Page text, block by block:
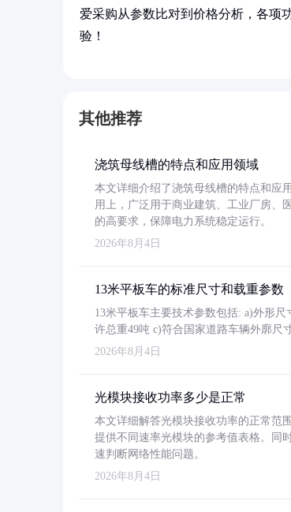
爱采购从参数比对到价格分析，各项
验！
其他推荐
浇筑母线槽的特点和应用领域
本文详细介绍了浇筑母线槽的特点和应
用上，广泛用于商业建筑、工业厂房、
的高要求，保障电力系统稳定运行。
2026年8月4日
13米平板车的标准尺寸和载重参数
13米平板车主要技术参数包括: a)外形
许总重49吨 c)符合国家道路车辆外廓尺
2026年8月4日
光模块接收功率多少是正常
本文详细解答光模块接收功率的正常范
提供不同速率光模块的参考值表格。同
速判断网络性能问题。
2026年8月4日